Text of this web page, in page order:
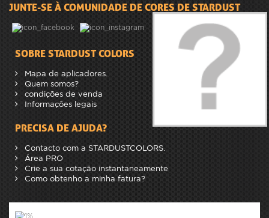
JUNTE-SE À COMUNIDADE DE CORES DE STARDUST
SOBRE STARDUST COLORS
Mapa de aplicadores.
Quem somos?
condições de venda
Informações legais
PRECISA DE AJUDA?
Contacto com a STARDUSTCOLORS.
Área PRO
Crie a sua cotação instantaneamente
Como obtenho a minha fatura?